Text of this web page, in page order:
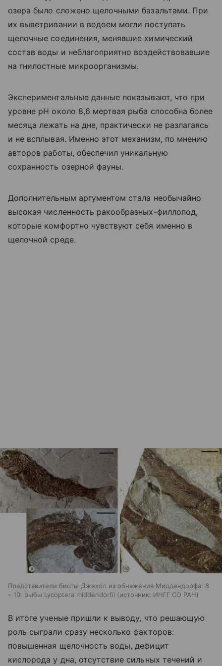
озера было сложено щелочными базальтами. При
их выветривании в водоем могли поступать
щелочные соединения, менявшие химический
состав воды и неблагоприятно воздействовавшие
на гнилостные микроорганизмы.
Экспериментальные данные показывают, что при
уровне pH около 8,6 мертвая рыба способна более
месяца лежать на дне, практически не разлагаясь
и не всплывая. Именно этот механизм, по мнению
авторов работы, обеспечил уникальную
сохранность озерной фауны.
Дополнительным аргументом стала необычайно
высокая численность ракообразных-филлопод,
которые комфортно чувствуют себя именно в
щелочной среде.
Представители биоты Джехол из обнажения Миддендорфа: 8
– 10: рыбы Lycoptera middendorfii
источник: ИНГГ СО РАН
В итоге ученые пришли к выводу, что решающую
роль сыграли сразу несколько факторов:
повышенная щелочность воды, дефицит
кислорода у дна, отсутствие сильных течений и